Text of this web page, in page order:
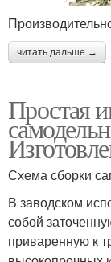
читать дальше →
Простая
Схема сборки
В заводском
собой
приваренную к